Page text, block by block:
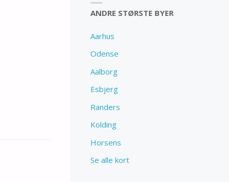
ANDRE STØRSTE BYER
Aarhus
Odense
Aalborg
Esbjerg
Randers
Kolding
Horsens
Se alle kort